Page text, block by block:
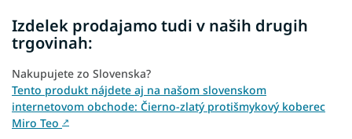
Izdelek prodajamo tudi v naših drugih
trgovinah:
Nakupujete zo Slovenska?
Tento produkt nájdete aj na našom slovenskom
internetovom obchode: Čierno-zlatý protišmykový koberec
Miro Teo ↗